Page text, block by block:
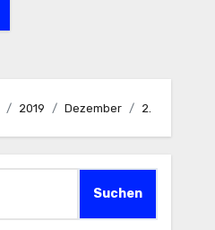
2019 Dezember 2.